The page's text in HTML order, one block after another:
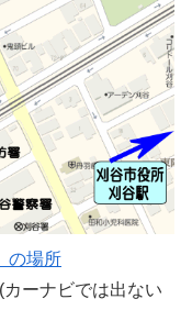
の場所
ーナビでは出ない